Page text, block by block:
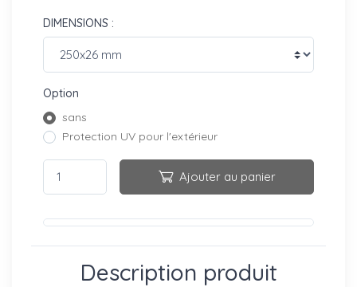
DIMENSIONS :
Option
sans
Protection UV pour l'extérieur
Ajouter au panier
Description produit